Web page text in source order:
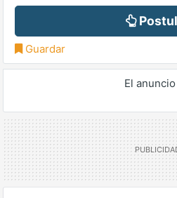
Guardar
El